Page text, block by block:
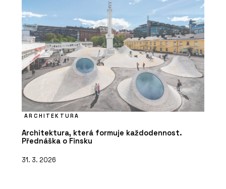
ARCHITEKTURA
Architektura, která formuje každodennost.
Přednáška o Finsku
31. 3. 2026